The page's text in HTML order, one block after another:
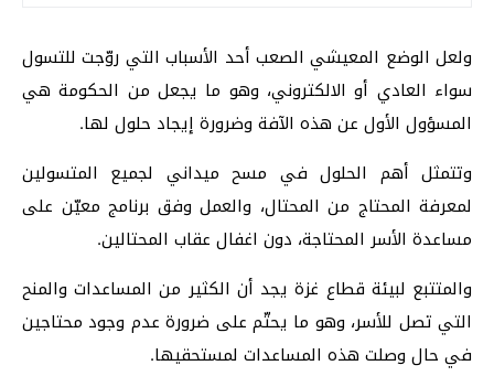
ولعل الوضع المعيشي الصعب أحد الأسباب التي روّجت للتسول
سواء العادي أو الالكتروني، وهو ما يجعل من الحكومة هي
المسؤول الأول عن هذه الآفة وضرورة إيجاد حلول لها.
وتتمثل أهم الحلول في مسح ميداني لجميع المتسولين
لمعرفة المحتاج من المحتال، والعمل وفق برنامج معيّن على
مساعدة الأسر المحتاجة، دون اغفال عقاب المحتالين.
والمتتبع لبيئة قطاع غزة يجد أن الكثير من المساعدات والمنح
التي تصل للأسر، وهو ما يحتّم على ضرورة عدم وجود محتاجين
في حال وصلت هذه المساعدات لمستحقيها.